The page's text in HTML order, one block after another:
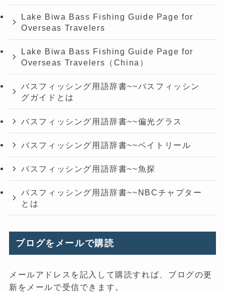
Lake Biwa Bass Fishing Guide Page for
Overseas Travelers
Lake Biwa Bass Fishing Guide Page for
Overseas Travelers（China）
バスフィッシング用語辞書~~バスフィッシン
グガイドとは
バスフィッシング用語辞書~~偏光グラス
バスフィッシング用語辞書~~ベイトリール
バスフィッシング用語辞書~~魚探
バスフィッシング用語辞書~~NBCチャプター
とは
ブログをメールで購読
メールアドレスを記入して購読すれば、ブログの更
新をメールで受信できます。